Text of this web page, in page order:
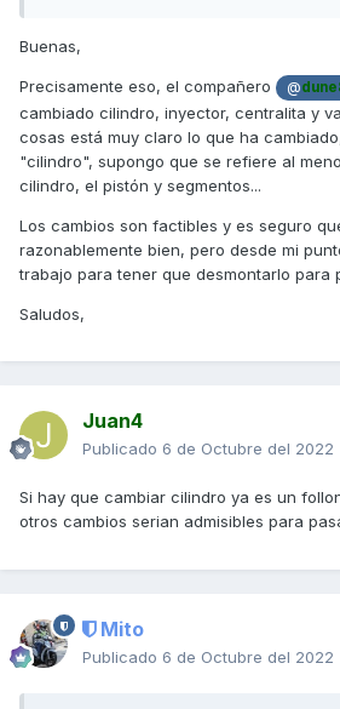
Buenas,
Precisamente eso, el compañero @
cambiado cilindro, inyector, centralita y
cosas está muy claro lo que ha
"cilindro", supongo que se refiere al
cilindro, el pistón y segmentos...
Los cambios son factibles y es seguro
razonablemente bien, pero desde mi
trabajo para tener que desmontarlo para
Saludos,
Juan4
Publicado 6 de Octubre del 2022
Si hay que cambiar cilindro ya es un
otros cambios serian admisibles para
Mito
Publicado 6 de Octubre del 2022